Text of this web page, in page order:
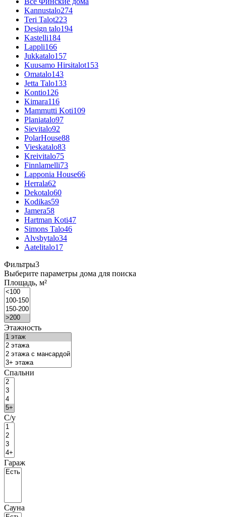
Kannustalo274
Teri Talot223
Design talo194
Kastelli184
Lappli166
Jukkatalo157
Kuusamo Hirsitalot153
Omatalo143
Jetta Talo133
Kontio126
Kimara116
Mammutti Koti109
Planiatalo97
Sievitalo92
PolarHouse88
Vieskatalo83
Kreivitalo75
Finnlamelli73
Lapponia House66
Herrala62
Dekotalo60
Kodikas59
Jamera58
Hartman Koti47
Simons Talo46
Alvsbytalo34
Aatelitalo17
Фильтры3
Выберите параметры дома для поиска
Площадь, м²
Этажность
Спальни
С/у
Гараж
Сауна